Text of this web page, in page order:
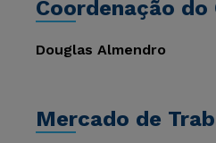
Coordenação do
Douglas Almendro
Mercado de